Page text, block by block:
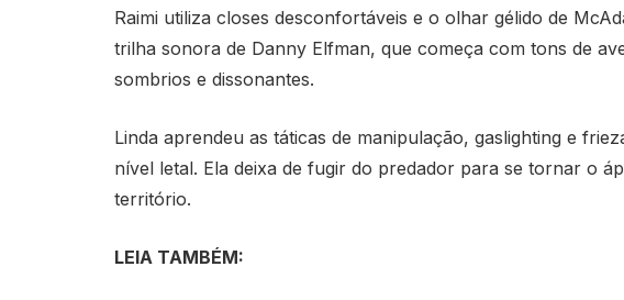
Raimi utiliza closes desconfortáveis e o olhar gélido de
trilha sonora de Danny Elfman, que começa com tons de
sombrios e dissonantes.
Linda aprendeu as táticas de manipulação, gaslighting e
nível letal. Ela deixa de fugir do predador para se tornar o
território.
LEIA TAMBÉM: